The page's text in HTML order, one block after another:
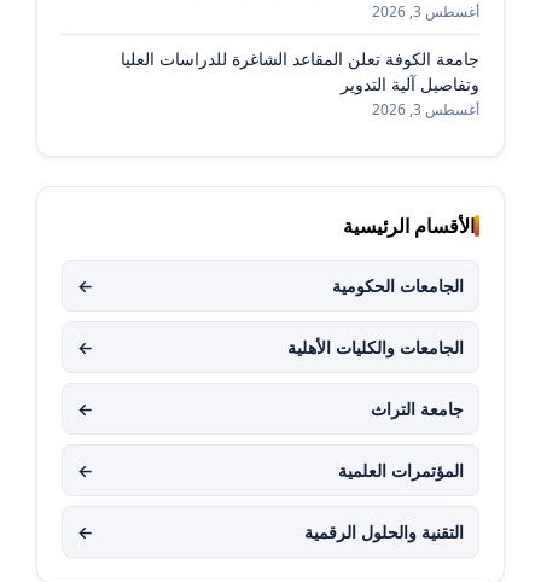
أغسطس 3, 2026
جامعة الكوفة تعلن المقاعد الشاغرة للدراسات العليا
وتفاصيل آلية التدوير
أغسطس 3, 2026
الأقسام الرئيسية
الجامعات الحكومية ←
الجامعات والكليات الأهلية ←
جامعة التراث ←
المؤتمرات العلمية ←
التقنية والحلول الرقمية ←